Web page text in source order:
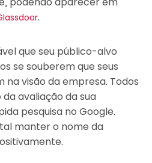
.
que seu público-alvo
se souberem que seus
visão da empresa. Todos
avaliação da sua
pesquisa no Google.
manter o nome da